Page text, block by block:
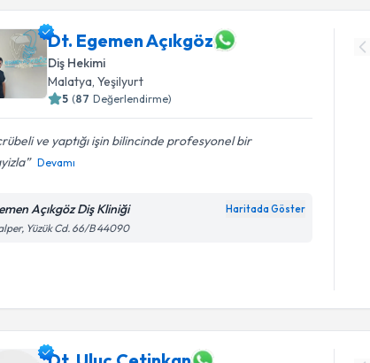
Dt. Egemen Açıkgöz
Diş Hekimi
Malatya,Yeşilyurt
5 (87 Değerlendirme)
ve yaptığı işin bilincinde profesyonel bir
Devamı
Açıkgöz Diş Kliniği Haritada Göster
Yüzük Cd. 66/B 44090